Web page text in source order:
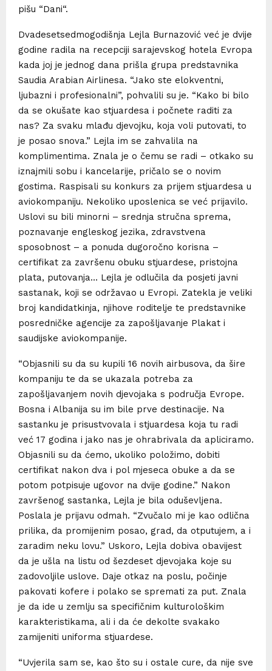
pišu “Dani“.
Dvadesetsedmogodišnja Lejla Burnazović već je dvije
godine radila na recepciji sarajevskog hotela Evropa
kada joj je jednog dana prišla grupa predstavnika
Saudia Arabian Airlinesa. “Jako ste elokventni,
ljubazni i profesionalni”, pohvalili su je. “Kako bi bilo
da se okušate kao stjuardesa i počnete raditi za
nas? Za svaku mlađu djevojku, koja voli putovati, to
je posao snova.” Lejla im se zahvalila na
komplimentima. Znala je o čemu se radi – otkako su
iznajmili sobu i kancelarije, pričalo se o novim
gostima. Raspisali su konkurs za prijem stjuardesa u
aviokompaniju. Nekoliko uposlenica se već prijavilo.
Uslovi su bili minorni – srednja stručna sprema,
poznavanje engleskog jezika, zdravstvena
sposobnost – a ponuda dugoročno korisna –
certifikat za završenu obuku stjuardese, pristojna
plata, putovanja… Lejla je odlučila da posjeti javni
sastanak, koji se održavao u Evropi. Zatekla je veliki
broj kandidatkinja, njihove roditelje te predstavnike
posredničke agencije za zapošljavanje Plakat i
saudijske aviokompanije.
“Objasnili su da su kupili 16 novih airbusova, da šire
kompaniju te da se ukazala potreba za
zapošljavanjem novih djevojaka s područja Evrope.
Bosna i Albanija su im bile prve destinacije. Na
sastanku je prisustvovala i stjuardesa koja tu radi
već 17 godina i jako nas je ohrabrivala da apliciramo.
Objasnili su da ćemo, ukoliko položimo, dobiti
certifikat nakon dva i pol mjeseca obuke a da se
potom potpisuje ugovor na dvije godine.” Nakon
završenog sastanka, Lejla je bila oduševljena.
Poslala je prijavu odmah. “Zvučalo mi je kao odlična
prilika, da promijenim posao, grad, da otputujem, a i
zaradim neku lovu.” Uskoro, Lejla dobiva obavijest
da je ušla na listu od šezdeset djevojaka koje su
zadovoljile uslove. Daje otkaz na poslu, počinje
pakovati kofere i polako se spremati za put. Znala
je da ide u zemlju sa specifičnim kulturološkim
karakteristikama, ali i da će dekolte svakako
zamijeniti uniforma stjuardese.
“Uvjerila sam se, kao što su i ostale cure, da nije sve